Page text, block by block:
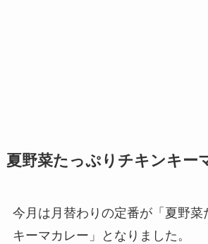
夏野菜たっぷりチキンキー
今月は月替わりの定番が「夏野菜
キーマカレー」となりました。